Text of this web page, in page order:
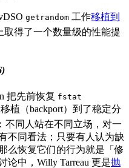
getrandom 工作移植到
取得了一个数量级的性能提
把先前恢复 fstat
植（backport）到了稳定分
不同人站在不同立场，对一
不同看法；只要有人认为缺
么恢复它们的行为就是「修
论中，Willy Tarreau 更是抛